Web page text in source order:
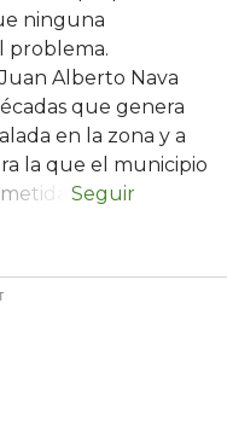
ninguna
problema.
Alberto Nava
que genera
en la zona y a
la que el municipio